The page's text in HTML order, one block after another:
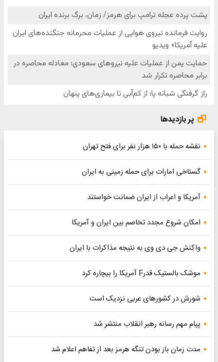
پر بازدیدها
نقشه حمله با ۱۵۰ هزار نفر برای فتح تهران
گستاخی امارات برای حمله زمینی به ایران
آمریکا و اعراب از ایران ضمانت خواستند
امکان شروع مجدد تخاصم‌ بین ایران و آمریکا
واکنش جی دی وی به نتیجه مذاکرات با ایران
موشک بالستیک قدرF آمریکا را بیچاره کرد
شورش در کشورهای عربی نزدیک است
پیام مهم رسانه رهبر انقلاب منتشر شد
مدت زمان باز بودن تنگه هرمز بعد از تفاهم اعلام شد